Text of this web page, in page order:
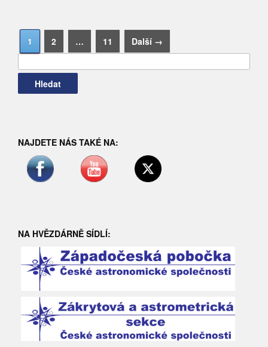
1 2 … 11 Další →
Vyhledávání
NAJDETE NÁS TAKÉ NA:
NA HVĚZDÁRNĚ SÍDLÍ: